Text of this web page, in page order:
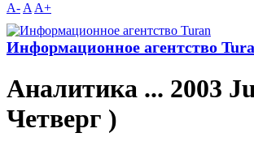
A- A A+
Информационное агентство
Аналитика ... 2003
Четверг )